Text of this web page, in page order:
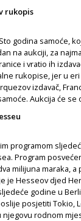
rukopis
godina samoće,
na aukciji, za
i vratio ih
rukopise, jer u
izdavač,
Aukcija će se
programom
Program
milijuna maraka,
je Hesseov djed
godine u
posjetiti Tokio,
rodnom